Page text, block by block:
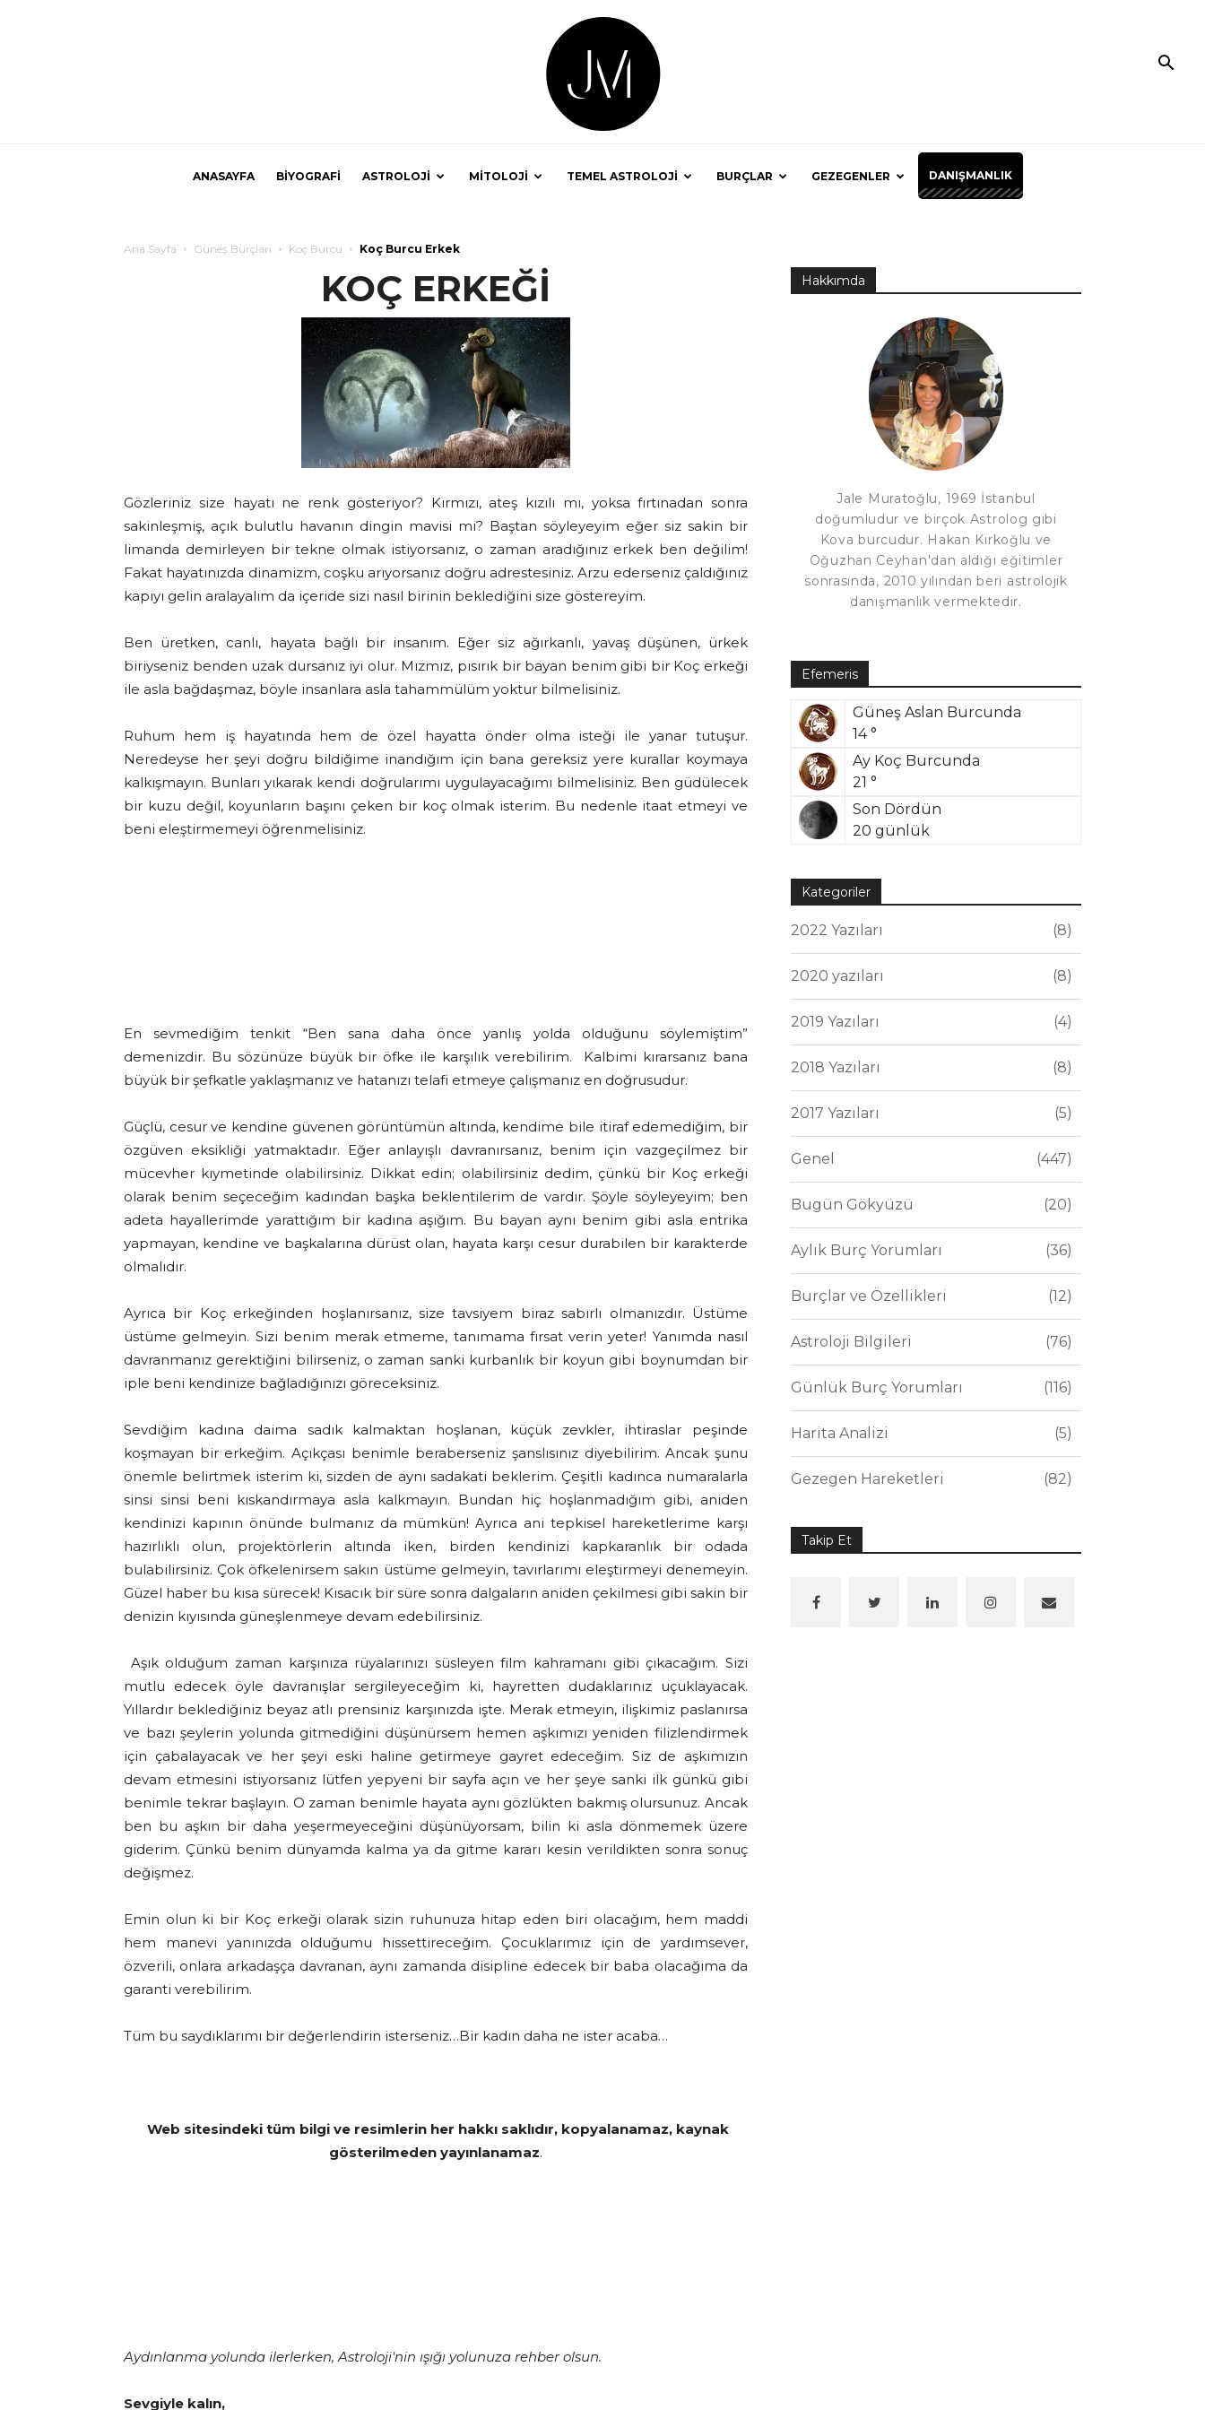
Muratoğlu
ANASAYFA BİYOGRAFİ ASTROLOJİ MİTOLOJİ TEMEL ASTROLOJİ BURÇLAR GEZEGENLER DANIŞMANLIK
Ana Sayfa Güneş Burçları Koç Burcu Koç Burcu Erkek
KOÇ ERKEĞİ
Gözleriniz size hayatı ne renk gösteriyor? Kırmızı, ateş kızılı mı, yoksa fırtınadan sonra
sakinleşmiş, açık bulutlu havanın dingin mavisi mi? Baştan söyleyeyim eğer siz sakin bir
limanda demirleyen bir tekne olmak istiyorsanız, o zaman aradığınız erkek ben değilim!
Fakat hayatınızda dinamizm, coşku arıyorsanız doğru adrestesiniz. Arzu ederseniz çaldığınız
kapıyı gelin aralayalım da içeride sizi nasıl birinin beklediğini size göstereyim.
Ben üretken, canlı, hayata bağlı bir insanım. Eğer siz ağırkanlı, yavaş düşünen, ürkek
biriyseniz benden uzak dursanız iyi olur. Mızmız, pısırık bir bayan benim gibi bir Koç erkeği
ile asla bağdaşmaz, böyle insanlara asla tahammülüm yoktur bilmelisiniz.
Ruhum hem iş hayatında hem de özel hayatta önder olma isteği ile yanar tutuşur.
Neredeyse her şeyi doğru bildiğime inandığım için bana gereksiz yere kurallar koymaya
kalkışmayın. Bunları yıkarak kendi doğrularımı uygulayacağımı bilmelisiniz. Ben güdülecek
bir kuzu değil, koyunların başını çeken bir koç olmak isterim. Bu nedenle itaat etmeyi ve
beni eleştirmemeyi öğrenmelisiniz.
En sevmediğim tenkit “Ben sana daha önce yanlış yolda olduğunu söylemiştim”
demenizdir. Bu sözünüze büyük bir öfke ile karşılık verebilirim. Kalbimi kırarsanız bana
büyük bir şefkatle yaklaşmanız ve hatanızı telafi etmeye çalışmanız en doğrusudur.
Güçlü, cesur ve kendine güvenen görüntümün altında, kendime bile itiraf edemediğim, bir
özgüven eksikliği yatmaktadır. Eğer anlayışlı davranırsanız, benim için vazgeçilmez bir
mücevher kıymetinde olabilirsiniz. Dikkat edin; olabilirsiniz dedim, çünkü bir Koç erkeği
olarak benim seçeceğim kadından başka beklentilerim de vardır. Şöyle söyleyeyim; ben
adeta hayallerimde yarattığım bir kadına aşığım. Bu bayan aynı benim gibi asla entrika
yapmayan, kendine ve başkalarına dürüst olan, hayata karşı cesur durabilen bir karakterde
olmalıdır.
Ayrıca bir Koç erkeğinden hoşlanırsanız, size tavsiyem biraz sabırlı olmanızdır. Üstüme
üstüme gelmeyin. Sizi benim merak etmeme, tanımama fırsat verin yeter! Yanımda nasıl
davranmanız gerektiğini bilirseniz, o zaman sanki kurbanlık bir koyun gibi boynumdan bir
iple beni kendinize bağladığınızı göreceksiniz.
Sevdiğim kadına daima sadık kalmaktan hoşlanan, küçük zevkler, ihtiraslar peşinde
koşmayan bir erkeğim. Açıkçası benimle beraberseniz şanslısınız diyebilirim. Ancak şunu
önemle belirtmek isterim ki, sizden de aynı sadakati beklerim. Çeşitli kadınca numaralarla
sinsi sinsi beni kıskandırmaya asla kalkmayın. Bundan hiç hoşlanmadığım gibi, aniden
kendinizi kapının önünde bulmanız da mümkün! Ayrıca ani tepkisel hareketlerime karşı
hazırlıklı olun, projektörlerin altında iken, birden kendinizi kapkaranlık bir odada
bulabilirsiniz. Çok öfkelenirsem sakın üstüme gelmeyin, tavırlarımı eleştirmeyi denemeyin.
Güzel haber bu kısa sürecek! Kısacık bir süre sonra dalgaların aniden çekilmesi gibi sakin bir
denizin kıyısında güneşlenmeye devam edebilirsiniz.
Aşık olduğum zaman karşınıza rüyalarınızı süsleyen film kahramanı gibi çıkacağım. Sizi
mutlu edecek öyle davranışlar sergileyeceğim ki, hayretten dudaklarınız uçuklayacak.
Yıllardır beklediğiniz beyaz atlı prensiniz karşınızda işte. Merak etmeyin, ilişkimiz paslanırsa
ve bazı şeylerin yolunda gitmediğini düşünürsem hemen aşkımızı yeniden filizlendirmek
için çabalayacak ve her şeyi eski haline getirmeye gayret edeceğim. Siz de aşkımızın
devam etmesini istiyorsanız lütfen yepyeni bir sayfa açın ve her şeye sanki ilk günkü gibi
benimle tekrar başlayın. O zaman benimle hayata aynı gözlükten bakmış olursunuz. Ancak
ben bu aşkın bir daha yeşermeyeceğini düşünüyorsam, bilin ki asla dönmemek üzere
giderim. Çünkü benim dünyamda kalma ya da gitme kararı kesin verildikten sonra sonuç
değişmez.
Emin olun ki bir Koç erkeği olarak sizin ruhunuza hitap eden biri olacağım, hem maddi
hem manevi yanınızda olduğumu hissettireceğim. Çocuklarımız için de yardımsever,
özverili, onlara arkadaşça davranan, aynı zamanda disipline edecek bir baba olacağıma da
garanti verebilirim.
Tüm bu saydıklarımı bir değerlendirin isterseniz…Bir kadın daha ne ister acaba…
Web sitesindeki tüm bilgi ve resimlerin her hakkı saklıdır, kopyalanamaz, kaynak
gösterilmeden yayınlanamaz.
Aydınlanma yolunda ilerlerken, Astroloji'nin ışığı yolunuza rehber olsun.
Sevgiyle kalın,
Hakkımda
Jale Muratoğlu, 1969 İstanbul
doğumludur ve birçok Astrolog gibi
Kova burcudur. Hakan Kırkoğlu ve
Oğuzhan Ceyhan'dan aldığı eğitimler
sonrasında, 2010 yılından beri astrolojik
danışmanlık vermektedir.
Efemeris
Güneş Aslan Burcunda
14 °
Ay Koç Burcunda
21 °
Son Dördün
20 günlük
Kategoriler
2022 Yazıları 8
2020 yazıları 8
2019 Yazıları 4
2018 Yazıları 8
2017 Yazıları 5
Genel 447
Bugün Gökyüzü 20
Aylık Burç Yorumları 36
Burçlar ve Özellikleri 12
Astroloji Bilgileri 76
Günlük Burç Yorumları 116
Harita Analizi 5
Gezegen Hareketleri 82
Takip Et